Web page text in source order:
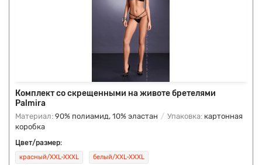
Комплект со скрещенными на животе бретелями
Palmira
Материал: 90% полиамид, 10% эластан Упаковка: картонная
коробка
Цвет/размер:
красный/XXL-XXXL белый/XXL-XXXL